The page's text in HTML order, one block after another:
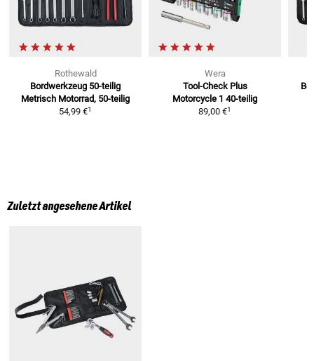
Rothewald
Bordwerkzeug 50-teilig
Metrisch Motorrad, 50-teilig
54,99 €1
Wera
Tool-Check Plus
Motorcycle 1 40-teilig
89,00 €1
Zuletzt angesehene Artikel